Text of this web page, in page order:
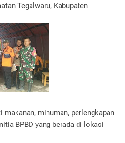
Tegalwaru, Kabupaten
minuman, perlengkapan
BPBD yang berada di lokasi